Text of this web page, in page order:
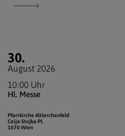
30.
August 2026
10:00 Uhr
Hl. Messe
Pfarrkirche Altlerchenfeld
Ceija-Stojka-Pl.
1070 Wien